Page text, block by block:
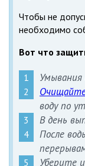
Чтобы не
необходимо
Вот что
Умывания
воду по
В день
После
Уберите